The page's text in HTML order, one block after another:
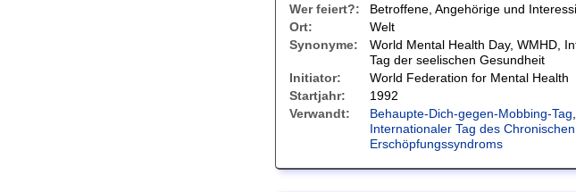
Wer feiert?:
Betroffene, Angehörige und
Ort:
Welt
Synonyme:
World Mental Health Day, WMHD,
Tag der seelischen Gesundheit
Initiator:
World Federation for Mental Health
Startjahr:
1992
Verwandt:
Behaupte-Dich-gegen-Mobbing-Tag
Internationaler Tag des Chronischen
Erschöpfungssyndroms